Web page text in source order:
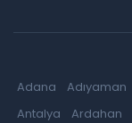
Adana Adıyaman
Antalya
Ardahan